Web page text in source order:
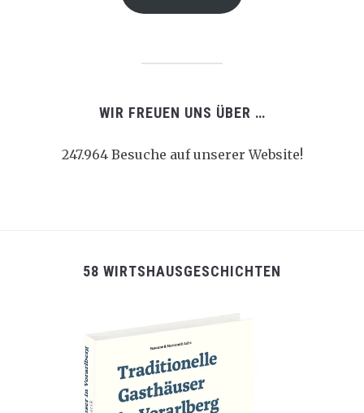
WIR FREUEN UNS ÜBER …
247.964 Besuche auf unserer Website!
58 WIRTSHAUSGESCHICHTEN